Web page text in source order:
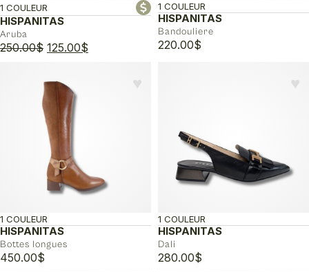
HISPANITAS
Aruba
1 COULEUR
250.00$ Le
initial
était :
250.00$.
125.00$
HISPANITAS
Bandouliere
1 COULEUR
220.00$
♥︎
HISPANITAS
Bottes longues
1 COULEUR
450.00$
♥︎
HISPANITAS
Dali
1 COULEUR
280.00$